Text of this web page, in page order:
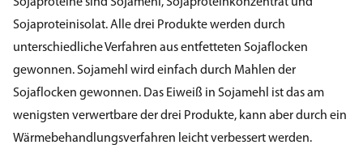
Sojaproteine sind Sojamehl, Sojaproteinkonzentrat und
Sojaproteinisolat. Alle drei Produkte werden durch
unterschiedliche Verfahren aus entfetteten Sojaflocken
gewonnen. Sojamehl wird einfach durch Mahlen der
Sojaflocken gewonnen. Das Eiweiß in Sojamehl ist das am
wenigsten verwertbare der drei Produkte, kann aber durch ein
Wärmebehandlungsverfahren leicht verbessert werden.